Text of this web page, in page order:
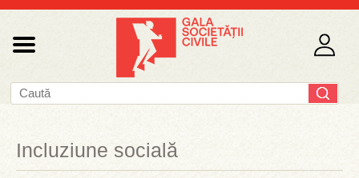
Incluziune socială